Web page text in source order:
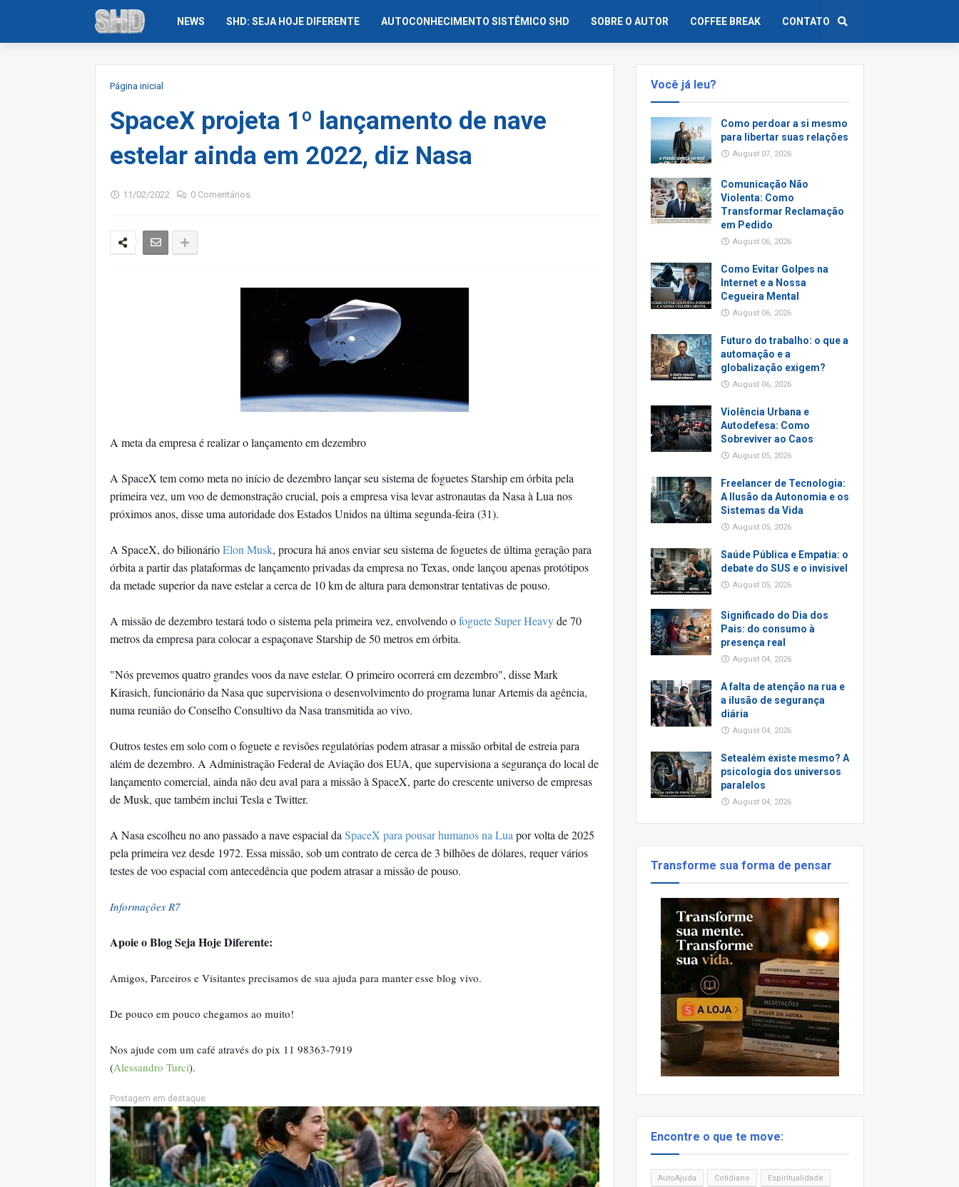
NEWS SHD: SEJA HOJE DIFERENTE AUTOCONHECIMENTO SISTÊMICO SHD SOBRE O AUTOR COFFEE BREAK CONTATO
Página inicial
SpaceX projeta 1º lançamento de nave
estelar ainda em 2022, diz Nasa
11/02/2022 0 Comentários
A meta da empresa é realizar o lançamento em dezembro
A SpaceX tem como meta no início de dezembro lançar seu sistema de foguetes Starship em órbita pela
primeira vez, um voo de demonstração crucial, pois a empresa visa levar astronautas da Nasa à Lua nos
próximos anos, disse uma autoridade dos Estados Unidos na última segunda-feira (31).
A SpaceX, do bilionárioElon Musk, procura há anos enviar seu sistema de foguetes de última geração para
órbita a partir das plataformas de lançamento privadas da empresa no Texas, onde lançou apenas protótipos
da metade superior da nave estelar a cerca de 10 km de altura para demonstrar tentativas de pouso.
A missão de dezembro testará todo o sistema pela primeira vez, envolvendo ofoguete Super Heavyde 70
metros da empresa para colocar a espaçonave Starship de 50 metros em órbita.
"Nós prevemos quatro grandes voos da nave estelar. O primeiro ocorrerá em dezembro", disse Mark
Kirasich, funcionário da Nasa que supervisiona o desenvolvimento do programa lunar Artemis da agência,
numa reunião do Conselho Consultivo da Nasa transmitida ao vivo.
Outros testes em solo com o foguete e revisões regulatórias podem atrasar a missão orbital de estreia para
além de dezembro. A Administração Federal de Aviação dos EUA, que supervisiona a segurança do local de
lançamento comercial, ainda não deu aval para a missão à SpaceX, parte do crescente universo de empresas
de Musk, que também inclui Tesla e Twitter.
A Nasa escolheu no ano passado a nave espacial da SpaceX para pousar humanos na Lua por volta de 2025
pela primeira vez desde 1972. Essa missão, sob um contrato de cerca de 3 bilhões de dólares, requer vários
testes de voo espacial com antecedência que podem atrasar a missão de pouso.
Informações R7
Apoie o Blog Seja Hoje Diferente:
Amigos, Parceiros e Visitantes precisamos de sua ajuda para manter esse blog vivo.
De pouco em pouco chegamos ao muito!
Nos ajude com um café através do pix 11 98363-7919
(Alessandro Turci).
Postagem em destaque
Você já leu?
Como perdoar a si mesmo
para libertar suas relações
August 07, 2026
Comunicação Não
Violenta: Como
Transformar Reclamação
em Pedido
August 06, 2026
Como Evitar Golpes na
Internet e a Nossa
Cegueira Mental
August 06, 2026
Futuro do trabalho: o que a
automação e a
globalização exigem?
August 06, 2026
Violência Urbana e
Autodefesa: Como
Sobreviver ao Caos
August 05, 2026
Freelancer de Tecnologia:
A Ilusão da Autonomia e os
Sistemas da Vida
August 05, 2026
Saúde Pública e Empatia: o
debate do SUS e o invisivel
August 05, 2026
Significado do Dia dos
Pais: do consumo à
presença real
August 04, 2026
A falta de atenção na rua e
a ilusão de segurança
diária
August 04, 2026
Setealém existe mesmo? A
psicologia dos universos
paralelos
August 04, 2026
Transforme sua forma de pensar
Encontre o que te move:
AutoAjuda Cotidiano Espiritualidade